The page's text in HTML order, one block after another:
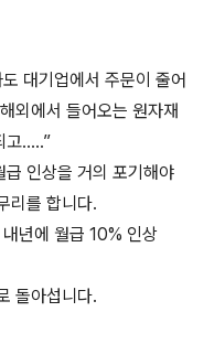
대기업에서 주문이 줄어
외에서 들어오는 원자재
고…..”
인상을 거의 포기해야
리를 합니다.
년에 월급 10% 인상
돌아섭니다.